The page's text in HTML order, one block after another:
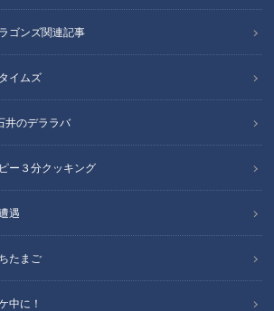
ゴンズ関連記事
イムズ
井のデララバ
ー３分クッキング
遇
たまご
中に！
より勝野昌慶投手(C)CBCテレビ
5枚）